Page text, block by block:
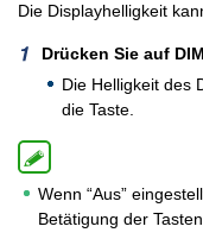
Die Displayhelligkeit
Drücken Sie auf
Die Helligkeit des
die Taste.
Wenn “Aus”
Betätigung der